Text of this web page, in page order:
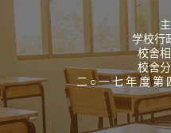
学校行
校舍
校舍
二 ○ 一 七 年 度 第